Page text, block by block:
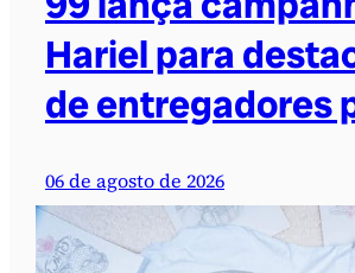
Hariel para
de entregadores
06 de agosto de 2026